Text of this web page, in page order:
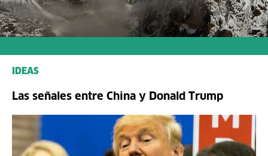
IDEAS
Las señales entre China y Donald Trump